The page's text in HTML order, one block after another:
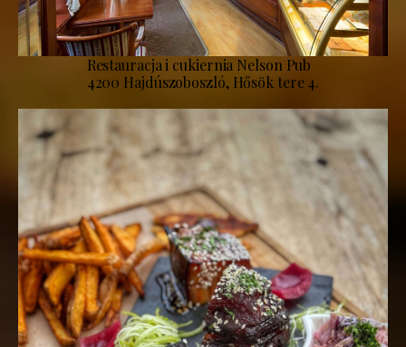
Restauracja i cukiernia Nelson Pub
4200 Hajdúszoboszló, Hősök tere 4.